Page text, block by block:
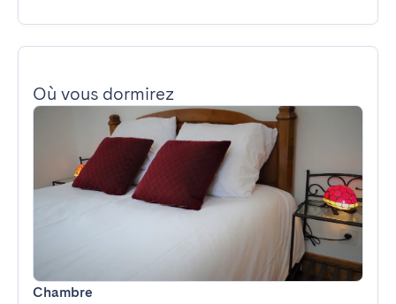
Où vous dormirez
Chambre